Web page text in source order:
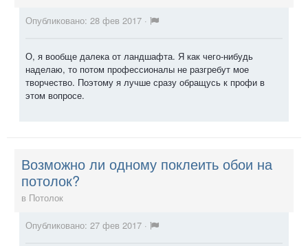
Опубликовано: 28 фев 2017 ·
О, я вообще далека от ландшафта. Я как чего-нибудь
наделаю, то потом профессионалы не разгребут мое
творчество. Поэтому я лучше сразу обращусь к профи в
этом вопросе.
Возможно ли одному поклеить обои на
потолок?
в Потолок
Опубликовано: 27 фев 2017 ·